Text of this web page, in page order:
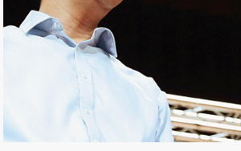
為什麼用法律剝奪「性自主權」？